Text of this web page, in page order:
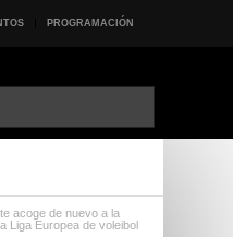
PROGRAMACIÓN
acoge de nuevo a la
Liga Europea de voleibol